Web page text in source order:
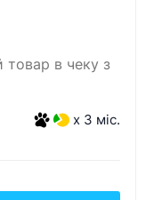
товар в чеку з
x 3 міс.